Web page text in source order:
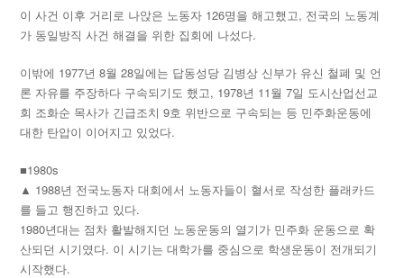
이 사건 이후 거리로 나앉은 노동자 126명을 해고했고, 전국의 노동계
가 동일방직 사건 해결을 위한 집회에 나섰다.
이밖에 1977년 8월 28일에는 답동성당 김병상 신부가 유신 철폐 및 언
론 자유를 주장하다 구속되기도 했고, 1978년 11월 7일 도시산업선교
회 조화순 목사가 긴급조치 9호 위반으로 구속되는 등 민주화운동에
대한 탄압이 이어지고 있었다.
■1980s
▲ 1988년 전국노동자 대회에서 노동자들이 혈서로 작성한 플래카드
를 들고 행진하고 있다.
1980년대는 점차 활발해지던 노동운동의 열기가 민주화 운동으로 확
산되던 시기였다. 이 시기는 대학가를 중심으로 학생운동이 전개되기
시작했다.